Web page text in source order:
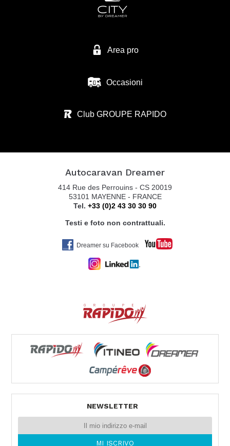
ZANINI CAMPER SRL
36026 SUMMAGA DI PORTOGRUARO - VE
AUTOCARAVAN GUGLIELMI SRL
VIA COLOMBARON, 6
36045 LONIGO VI
Tel. +39 0444 831598
BELTRANI CARAVAN MARKET SRL
Tel. 0039051943327
VEMACAR
Via Ammiraglio Persano 29
90142 PALERMO -
Area pro
Occasioni
Club GROUPE RAPIDO
Autocaravan Dreamer
414 Rue des Perrouins - CS 20019
53101 MAYENNE - FRANCE
Tel. +33 (0)2 43 30 30 90
Testi e foto non contrattuali.
Dreamer su Facebook
NEWSLETTER